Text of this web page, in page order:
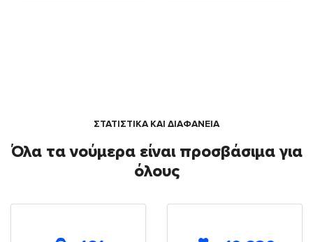
ΣΤΑΤΙΣΤΙΚΑ ΚΑΙ ΔΙΑΦΑΝΕΙΑ
Όλα τα νούμερα είναι προσβάσιμα για
όλους